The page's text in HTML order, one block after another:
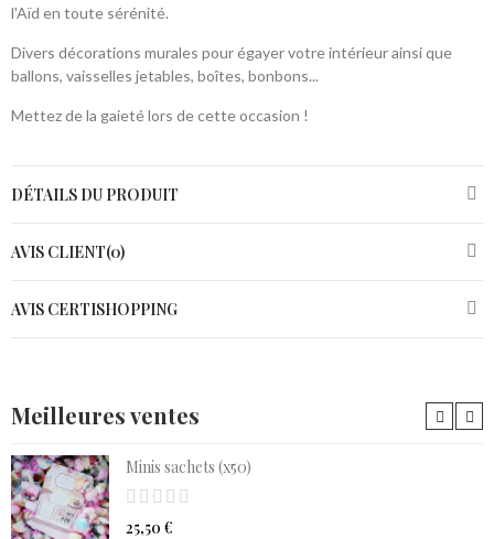
l'Aïd en toute sérénité.
Divers décorations murales pour égayer votre intérieur ainsi que
ballons, vaisselles jetables, boîtes, bonbons...
Mettez de la gaieté lors de cette occasion !
DÉTAILS DU PRODUIT
AVIS CLIENT(0)
AVIS CERTISHOPPING
Meilleures ventes
Minis sachets (x50)
25,50 €